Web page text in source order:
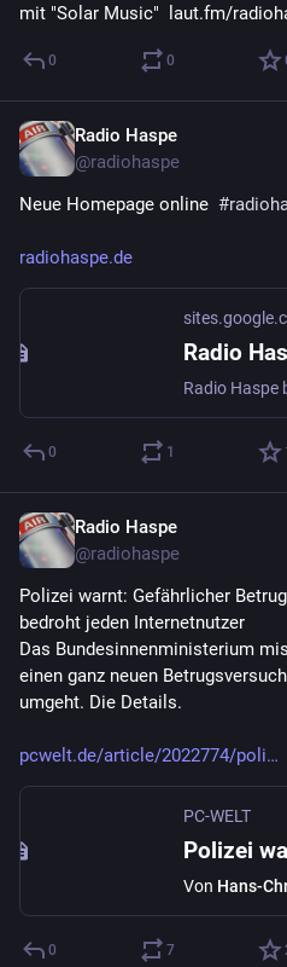
mit "Solar Music"  laut.fm/
0 0
Radio Haspe
@radiohaspe
Neue Homepage online #
radiohaspe.de
Radio
0 1 1
Radio Haspe
@radiohaspe
Polizei warnt: Gefährlicher
bedroht jeden Internetnutzer
Das Bundesinnenministerium
einen ganz neuen
umgeht. Die Details.
pcwelt.de/article/2022774/poli
PC-WELT
Von Hans-
0 7